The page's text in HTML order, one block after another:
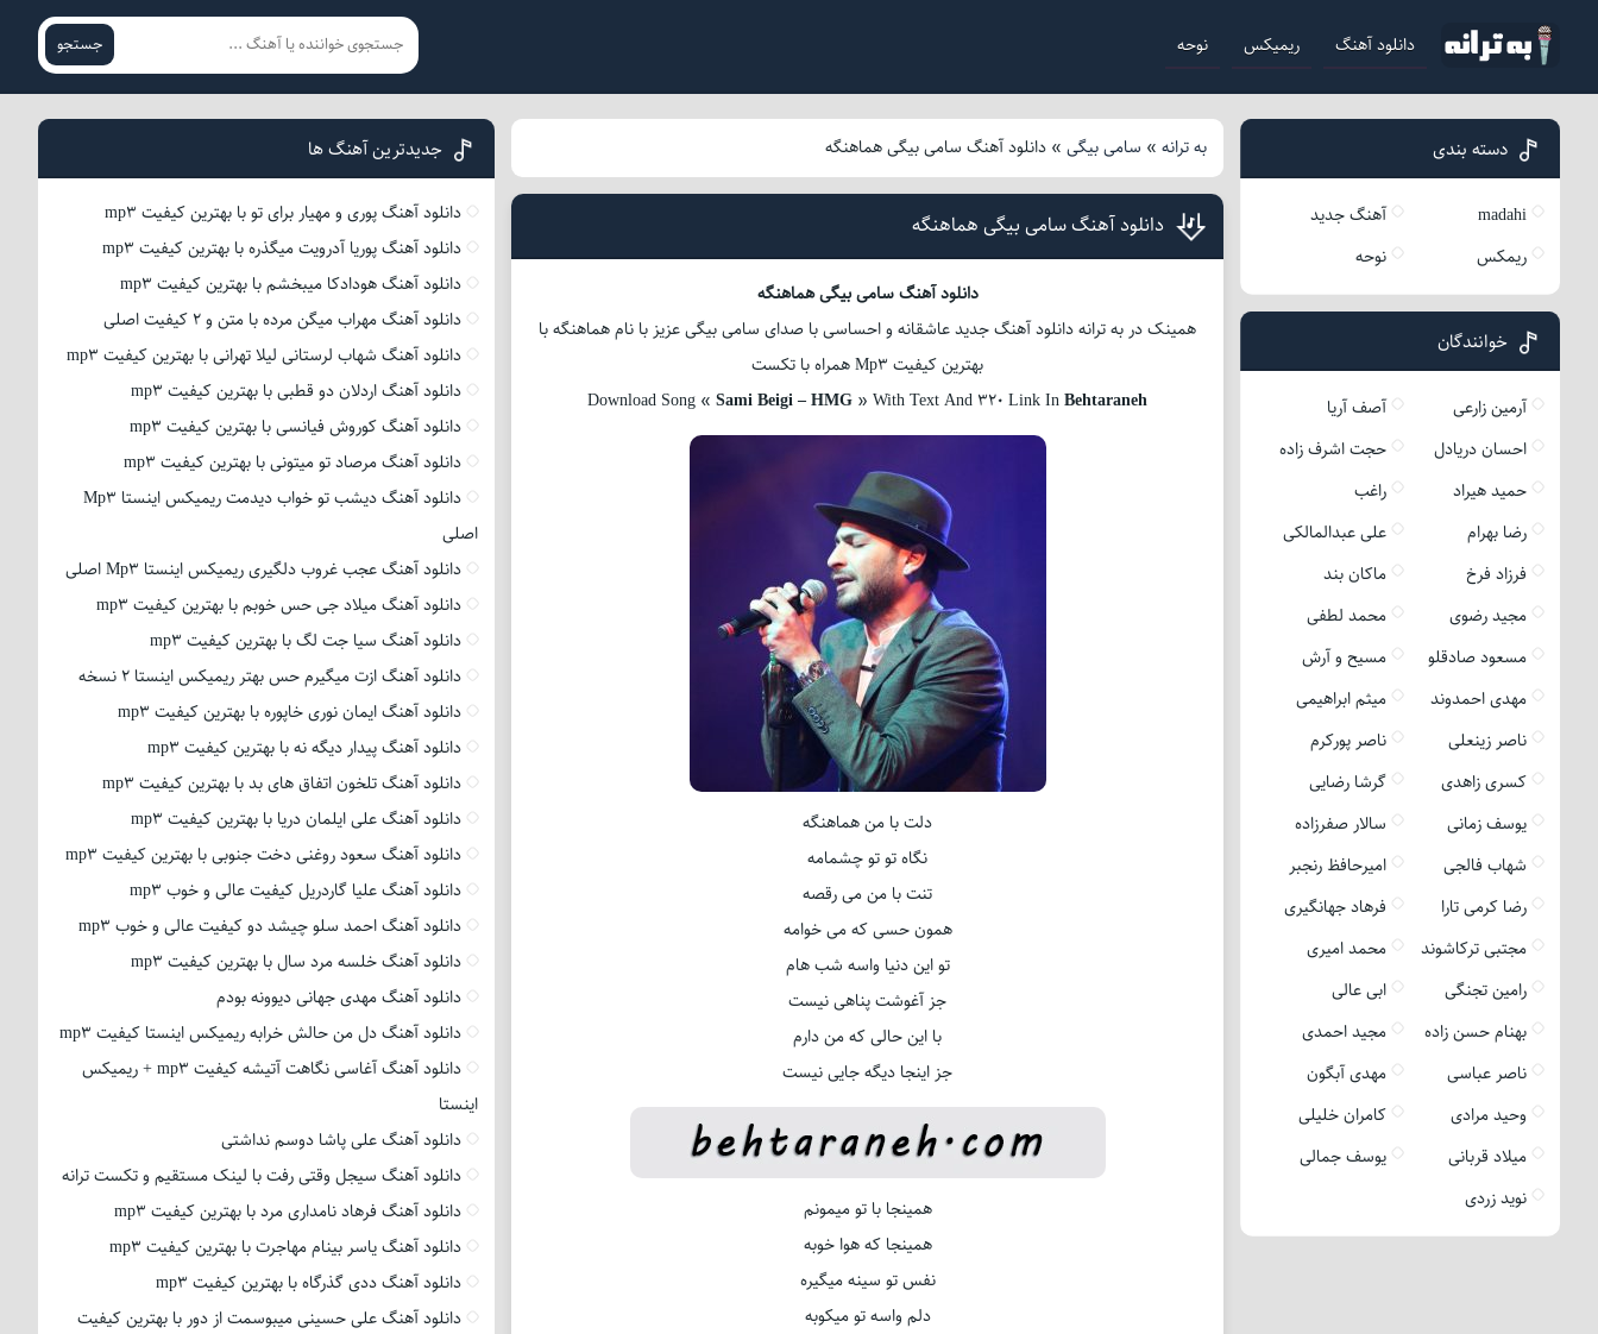
دانلود آهنگ ریمیکس نوحه جستجو
به ترانه» سامی بیگی» دانلود آهنگ سامی بیگی هماهنگه
دانلود آهنگ سامی بیگی هماهنگه
دانلود آهنگ سامی بیگی هماهنگه
همینک در به ترانه دانلود آهنگ جدید عاشقانه و احساسی با صدای سامی بیگی عزیز با نام هماهنگه با
بهترین کیفیت Mp3 همراه با تکست
Download Song «Sami Beigi – HMG » With Text And 320 Link InBehtaraneh
دلت با من هماهنگه
نگاه تو تو چشمامه
تنت با من می رقصه
همون حسی که می خوامه
تو این دنیا واسه شب هام
جز آغوشت پناهی نیست
با این حالی که من دارم
جز اینجا دیگه جایی نیست
همینجا با تو میمونم
همینجا که هوا خوبه
نفس تو سینه میگیره
دلم واسه تو میکوبه
دسته بندی
madahi
آهنگ جدید
ریمکس
نوحه
خوانندگان
آرمین زارعی
آصف آریا
احسان دریادل
حجت اشرف زاده
حمید هیراد
راغب
رضا بهرام
علی عبدالمالکی
فرزاد فرخ
ماکان بند
مجید رضوی
محمد لطفی
مسعود صادقلو
مسیح و آرش
مهدی احمدوند
میثم ابراهیمی
ناصر زینعلی
ناصر پورکرم
کسری زاهدی
گرشا رضایی
یوسف زمانی
سالار صفرزاده
شهاب فالجی
امیرحافظ رنجبر
رضا کرمی تارا
فرهاد جهانگیری
مجتبی ترکاشوند
محمد امیری
رامین تجنگی
ابی عالی
بهنام حسن زاده
مجید احمدی
ناصر عباسی
مهدی آبگون
وحید مرادی
کامران خلیلی
میلاد قربانی
یوسف جمالی
نوید زردی
جدیدترین آهنگ ها
دانلود آهنگ پوری و مهیار برای تو با بهترین کیفیت mp3
دانلود آهنگ پوریا آدرویت میگذره با بهترین کیفیت mp3
دانلود آهنگ هودادکا میبخشم با بهترین کیفیت mp3
دانلود آهنگ مهراب میگن مرده با متن و 2 کیفیت اصلی
دانلود آهنگ شهاب لرستانی لیلا تهرانی با بهترین کیفیت mp3
دانلود آهنگ اردلان دو قطبی با بهترین کیفیت mp3
دانلود آهنگ کوروش فیانسی با بهترین کیفیت mp3
دانلود آهنگ مرصاد تو میتونی با بهترین کیفیت mp3
دانلود آهنگ دیشب تو خواب دیدمت ریمیکس اینستا Mp3
اصلی
دانلود آهنگ عجب غروب دلگیری ریمیکس اینستا Mp3 اصلی
دانلود آهنگ میلاد جی حس خوبم با بهترین کیفیت mp3
دانلود آهنگ سیا جت لگ با بهترین کیفیت mp3
دانلود آهنگ ازت میگیرم حس بهتر ریمیکس اینستا 2 نسخه
دانلود آهنگ ایمان نوری خاپوره با بهترین کیفیت mp3
دانلود آهنگ پیدار دیگه نه با بهترین کیفیت mp3
دانلود آهنگ تلخون اتفاق های بد با بهترین کیفیت mp3
دانلود آهنگ علی ایلمان دریا با بهترین کیفیت mp3
دانلود آهنگ سعود روغنی دخت جنوبی با بهترین کیفیت mp3
دانلود آهنگ علیا گاردریل کیفیت عالی و خوب mp3
دانلود آهنگ احمد سلو چیشد دو کیفیت عالی و خوب mp3
دانلود آهنگ خلسه مرد سال با بهترین کیفیت mp3
دانلود آهنگ مهدی جهانی دیوونه بودم
دانلود آهنگ دل من حالش خرابه ریمیکس اینستا کیفیت mp3
دانلود آهنگ آغاسی نگاهت آتیشه کیفیت mp3 + ریمیکس
اینستا
دانلود آهنگ علی پاشا دوسم نداشتی
دانلود آهنگ سیجل وقتی رفت با لینک مستقیم و تکست ترانه
دانلود آهنگ فرهاد نامداری مرد با بهترین کیفیت mp3
دانلود آهنگ یاسر بینام مهاجرت با بهترین کیفیت mp3
دانلود آهنگ ددی گذرگاه با بهترین کیفیت mp3
دانلود آهنگ علی حسینی میبوسمت از دور با بهترین کیفیت